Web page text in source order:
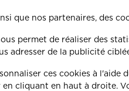
que nos partenaires, des
permet de réaliser des
adresser de la publicité
ces cookies à
en cliquant en haut à droite.